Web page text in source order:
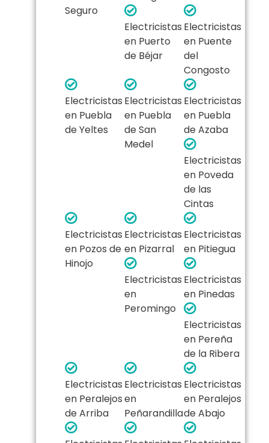
Seguro
Electricistas
en Puerto
de Béjar
Electricistas
en Puente
del
Congosto
Electricistas
en Puebla
de Yeltes
Electricistas
en Puebla
de San
Medel
Electricistas
en Puebla
de Azaba
Electricistas
en Poveda
de las
Cintas
Electricistas
en Pozos de
Hinojo
Electricistas
en Pizarral
Electricistas
en Pitiegua
Electricistas
en
Peromingo
Electricistas
en Pinedas
Electricistas
en Pereña
de la Ribera
Electricistas
en Peralejos
de Arriba
Electricistas
en
Peñarandilla
Electricistas
en Peralejos
de Abajo